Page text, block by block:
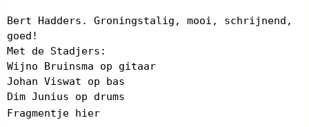
Bert Hadders. Groningstalig, mooi, schrijnend,
goed!
Met de Stadjers:
Wijno Bruinsma op gitaar
Johan Viswat op bas
Dim Junius op drums
Fragmentje hier